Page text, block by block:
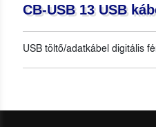
CB-USB 13 USB
USB töltő/adatkábel digitális